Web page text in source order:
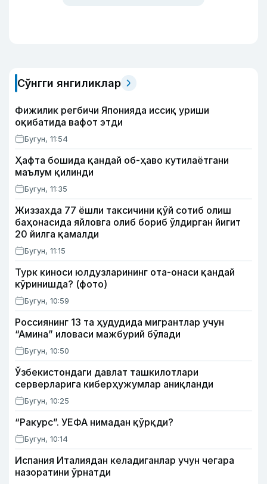
Сўнгги янгиликлар
Фижилик регбичи Японияда иссиқ уриши
оқибатида вафот этди
Бугун, 11:54
Ҳафта бошида қандай об-ҳаво кутилаётгани
маълум қилинди
Бугун, 11:35
Жиззахда 77 ёшли таксичини қўй сотиб олиш
баҳонасида яйловга олиб бориб ўлдирган йигит
20 йилга қамалди
Бугун, 11:15
Турк киноси юлдузларининг ота-онаси қандай
кўринишда? (фото)
Бугун, 10:59
Россиянинг 13 та ҳудудида мигрантлар учун
“Амина” иловаси мажбурий бўлади
Бугун, 10:50
Ўзбекистондаги давлат ташкилотлари
серверларига киберҳужумлар аниқланди
Бугун, 10:25
“Ракурс”. УЕФА нимадан қўрқди?
Бугун, 10:14
Испания Италиядан келадиганлар учун чегара
назоратини ўрнатди